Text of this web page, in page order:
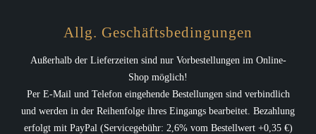
Allg. Geschäftsbedingungen
Außerhalb der Lieferzeiten sind nur Vorbestellungen im Online-
Shop möglich!
Per E-Mail und Telefon eingehende Bestellungen sind verbindlich
und werden in der Reihenfolge ihres Eingangs bearbeitet. Bezahlung
erfolgt mit PayPal (Servicegebühr: 2,6% vom Bestellwert +0,35 €)